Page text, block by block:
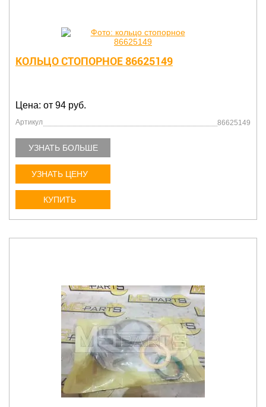
КОЛЬЦО СТОПОРНОЕ 86625149
Цена: от 94 руб.
Артикул 86625149
УЗНАТЬ БОЛЬШЕ
УЗНАТЬ ЦЕНУ
КУПИТЬ